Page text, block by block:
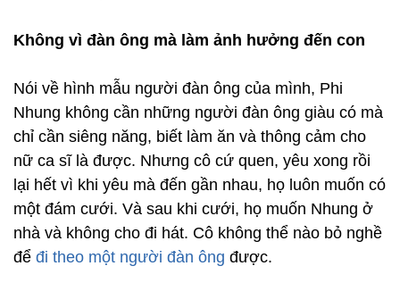
Không vì đàn ông mà làm ảnh hưởng đến con
Nói về hình mẫu người đàn ông của mình, Phi
Nhung không cần những người đàn ông giàu có mà
chỉ cần siêng năng, biết làm ăn và thông cảm cho
nữ ca sĩ là được. Nhưng cô cứ quen, yêu xong rồi
lại hết vì khi yêu mà đến gần nhau, họ luôn muốn có
một đám cưới. Và sau khi cưới, họ muốn Nhung ở
nhà và không cho đi hát. Cô không thể nào bỏ nghề
để đi theo một người đàn ông được.